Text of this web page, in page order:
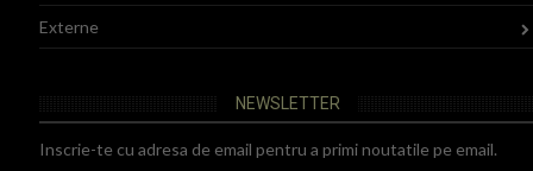
Externe
NEWSLETTER
Inscrie-te cu adresa de email pentru a primi noutatile pe email.